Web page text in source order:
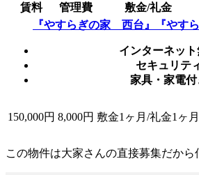
賃料 管理費 敷金/礼金
『やすらぎの家 西台』『やす
インターネッ
セキュリテ
家具・家電付
150,000円 8,000円 敷金1ヶ月/礼金1ヶ月
この物件は大家さんの直接募集だから